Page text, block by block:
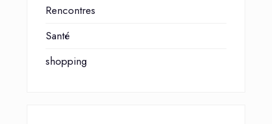
Rencontres
Santé
shopping